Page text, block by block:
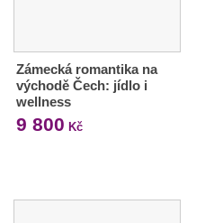
Zámecká romantika na
východě Čech: jídlo i
wellness
9 800 Kč